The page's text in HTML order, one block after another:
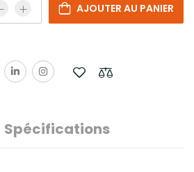
AJOUTER AU PANIER
Spécifications